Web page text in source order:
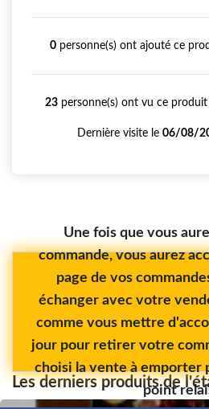
0 personne(s) ont ajouté ce
23 personne(s) ont vu ce produit
Dernière visite le 06/08/
Une fois que vous
commande, vous aurez
page de vos
échanger avec votre
comme vous mettre
jour pour retirer votre
choisi la vente à emporter
point
Les derniers produits de